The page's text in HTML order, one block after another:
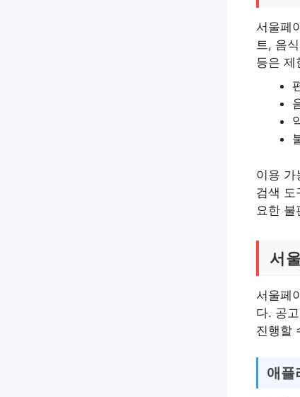
서울페
트, 음
등은 제
이용 가
검색 도
요한 불
서
서울페
다. 공
진행할
애플